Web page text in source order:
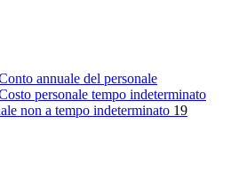
annuale del personale
personale tempo indeterminato
non a tempo indeterminato 19